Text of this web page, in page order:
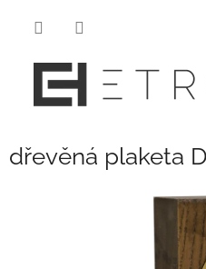
dřevěná plaketa